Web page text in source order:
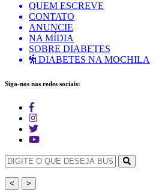
QUEM ESCREVE
CONTATO
ANUNCIE
NA MÍDIA
SOBRE DIABETES
DIABETES NA MOCHILA
Siga-nos nas redes sociais:
< >